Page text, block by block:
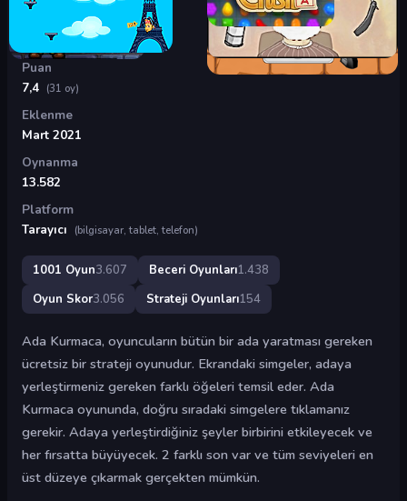
Ada Kurmaca
Puan
7,4 (31 oy)
Eklenme
Mart 2021
Oynanma
13.582
Platform
Tarayıcı
(bilgisayar, tablet, telefon)
1001 Oyun3.607 Beceri Oyunları1.438
Oyun Skor3.056 Strateji Oyunları154
Ada Kurmaca, oyuncuların bütün bir ada yaratması gereken
ücretsiz bir strateji oyunudur. Ekrandaki simgeler, adaya
yerleştirmeniz gereken farklı öğeleri temsil eder. Ada
Kurmaca oyununda, doğru sıradaki simgelere tıklamanız
gerekir. Adaya yerleştirdiğiniz şeyler birbirini etkileyecek ve
her fırsatta büyüyecek. 2 farklı son var ve tüm seviyeleri en
üst düzeye çıkarmak gerçekten mümkün.